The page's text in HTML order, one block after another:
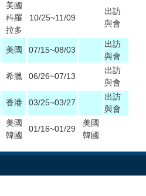
美國
科羅
拉多
10/25~11/09
出訪
與會
美國 07/15~08/03
出訪
與會
希臘 06/26~07/13
出訪
與會
香港 03/25~03/27
出訪
與會
美國
韓國
01/16~01/29
美國
韓國